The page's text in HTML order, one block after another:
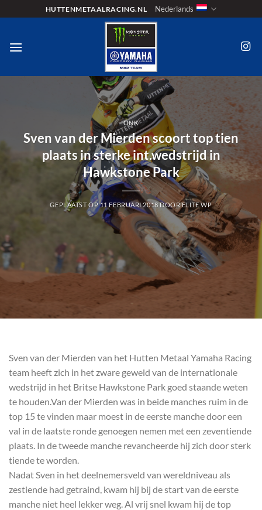
naar
HUTTENMETAALRACING.NL Nederlands
ONK
Sven van der Mierden scoort top tien
plaats in sterke int.wedstrijd in
Hawkstone Park
GEPLAATST OP11 FEBRUARI 2018 DOORELITE WP
Sven van der Mierden van het Hutten Metaal Yamaha Racing
team heeft zich in het zware geweld van de internationale
wedstrijd in het Britse Hawkstone Park goed staande weten
te houden.Van der Mierden was in beide manches ruim in de
top 15 te vinden maar moest in de eerste manche door een
val in de laatste ronde genoegen nemen met een zeventiende
plaats. In de tweede manche revancheerde hij zich door sterk
tiende te worden.
Nadat Sven in het deelnemersveld van wereldniveau als
zestiende had getraind, kwam hij bij de start van de eerste
manche niet heel lekker weg. Al vrij snel kwam hij de top